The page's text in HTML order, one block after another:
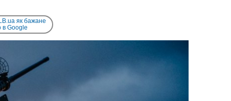
як бажане
в Google